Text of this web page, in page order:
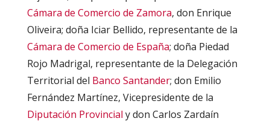
Cámara de Comercio de Zamora, don Enrique
Oliveira; doña Iciar Bellido, representante de la
Cámara de Comercio de España; doña Piedad
Rojo Madrigal, representante de la Delegación
Territorial del Banco Santander; don Emilio
Fernández Martínez, Vicepresidente de la
Diputación Provincial y don Carlos Zardaín